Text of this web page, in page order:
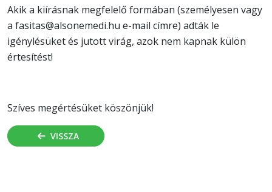
Akik a kiírásnak megfelelő formában (személyesen vagy
a fasitas@alsonemedi.hu e-mail címre) adták le
igénylésüket és jutott virág, azok nem kapnak külön
értesítést!
Szíves megértésüket köszönjük!
VISSZA